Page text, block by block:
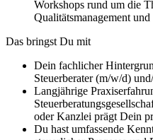
Workshops rund um die
Qualitätsmanagement
Das bringst Du mit
Dein fachlicher
Steuerberater (m/w/d)
Langjährige
oder Kanzlei prägt Dein
Du hast umfassende